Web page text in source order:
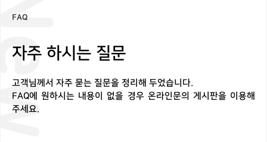
FAQ
자주 하시는 질문
고객님께서 자주 묻는 질문을 정리해 두었습니다.
FAQ에 원하시는 내용이 없을 경우 온라인문의 게시판을 이용해
주세요.